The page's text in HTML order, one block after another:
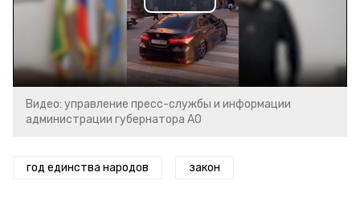
Play
Video
Видео: управление пресс-службы и информации
администрации губернатора АО
год единства народов закон